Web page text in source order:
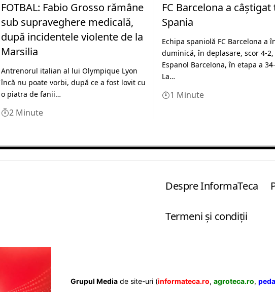
FOTBAL: Fabio Grosso rămâne
sub supraveghere medicală,
după incidentele violente de la
Marsilia
Antrenorul italian al lui Olympique Lyon
încă nu poate vorbi, după ce a fost lovit cu
o piatra de fanii…
2 Minute
FC Barcelona a
Spania
Echipa spaniolă FC Barcelona a
duminică, în deplasare, scor 4-
Espanol Barcelona, în etapa a
La…
1 Minute
Despre InformaTeca
Termeni şi condiţii
Grupul Mediade site-uri (informateca.ro, agroteca.ro,